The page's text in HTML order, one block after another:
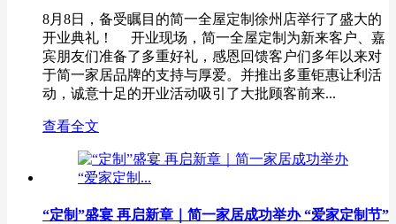
8月8日，备受瞩目的简一全屋定制徐州店举行了盛大的
开业典礼！ 开业现场，简一全屋定制为新来客户、嘉
宾朋友们准备了多重好礼，感恩回馈客户们多年以来对
于简一家居品牌的支持与厚爱。并推出多重钜惠让利活
动，诚意十足的开业活动吸引了大批顾客前来...
查看全文
“定制”盛宴 再启新章｜简一家居成功举办 “爱家定制节”